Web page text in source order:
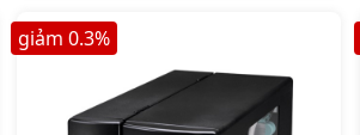
nghiệp godex ZX1600i chính
hãng lên ngay shopposvn
giảm 0.3%